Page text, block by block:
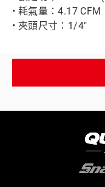
• 耗氣量：4.17
• 夾頭尺寸：1/4"